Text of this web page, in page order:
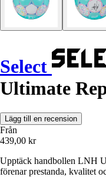
Select
Ultimate
Lägg till en recension
Från
439,00 kr
Upptäck handbollen LNH
förenar prestanda, kvalitet